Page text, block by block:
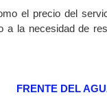
el precio del
a la necesidad de
FRENTE DEL